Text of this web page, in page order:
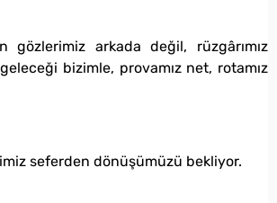
gözlerimiz arkada değil, rüzgârımız
bizimle, provamız net, rotamız
seferden dönüşümüzü bekliyor.